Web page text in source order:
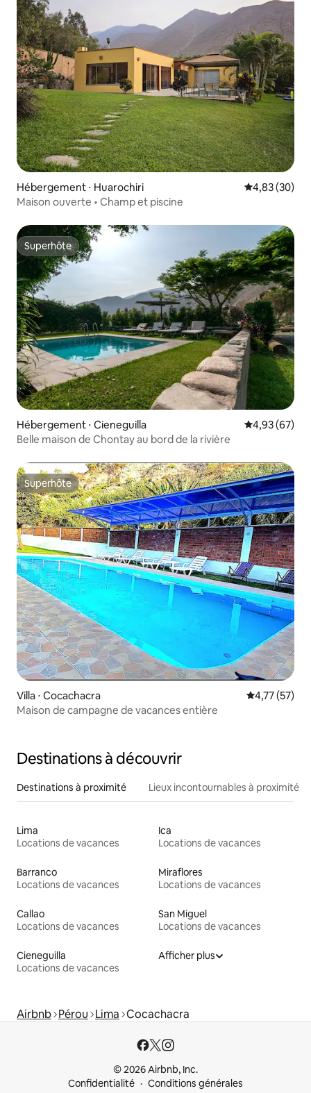
Hébergement ⋅ Huarochiri Évaluation
4,83 (30)
Maison ouverte • Champ et piscine
Superhôte
Superhôte
Hébergement ⋅ Cieneguilla Évaluation
4,93 (67)
Belle maison de Chontay au bord de la rivière
Superhôte
Superhôte
Villa ⋅ Cocachacra Évaluation
4,77 (57)
Maison de campagne de vacances entière
Destinations à découvrir
Destinations à proximité Lieux incontournables à proximité
Lima
Locations de vacances
Ica
Locations de vacances
Barranco
Locations de vacances
Miraflores
Locations de vacances
Callao
Locations de vacances
San Miguel
Locations de vacances
Cieneguilla
Locations de vacances
Afficher plus
Airbnb Pérou Lima Cocachacra
© 2026 Airbnb, Inc.
Confidentialité
Conditions générales